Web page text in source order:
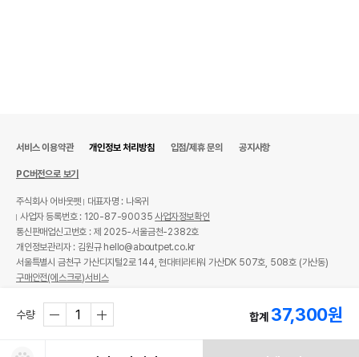
상세 정보
원료구성
분쇄닭뼈포함),천연향료,동결건조닭간,치아씨드,
크랜베리,연어오일,소금,효모추출물,호박씨,염화
칼륨,동결건조닭심장,비타민E보충물,L-아스코르
빌-2-폴리인산,니아신보충물,비타민A보충물,티
아민질산염,D-판토텐산칼슘,리보플라빈보충물,
백질화합물,철단백질화합물,구리단백질화합물,
망간단백질화합물,아셀렌산나트륨,요오드화에틸
렌디아민,가수분해효모,효모배양물,건조락토바
수량 합계 37,300원
서비스 이용약관 개인정보 처리방침 입점/제휴 문의 공지사항
PC버전으로 보기
주식회사 어바웃펫
대표자명 : 나옥귀
사업자 등록번호 : 120-87-90035사업자정보확인
통신판매업신고번호 : 제 2025-서울금천-2382호
개인정보관리자 : 김원규 hello@aboutpet.co.kr
서울특별시 금천구 가산디지털2로 144, 현대테라타워 가산DK 507호, 508호 (가산동)
구매안전(에스크로)서비스